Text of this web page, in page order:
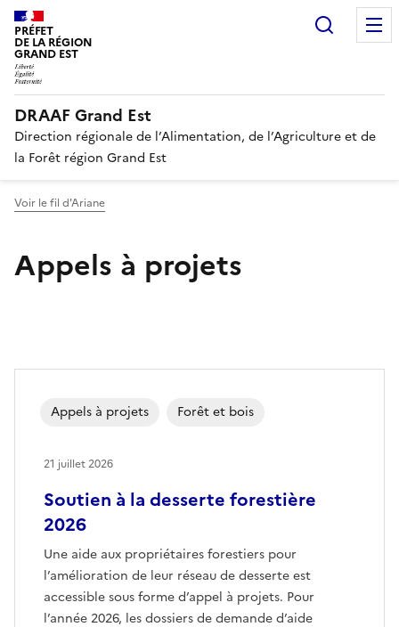
PRÉFET
DE LA RÉGION
GRAND EST
DRAAF Grand Est
Direction régionale de l’Alimentation, de l’Agriculture et de
la Forêt région Grand Est
Voir le fil d'Ariane
Appels à projets
Soutien à la desserte forestière
2026
Une aide aux propriétaires forestiers pour
l’amélioration de leur réseau de desserte est
accessible sous forme d’appel à projets. Pour
l’année 2026, les dossiers de demande d’aide
Appels à projets Forêt et bois
21 juillet 2026